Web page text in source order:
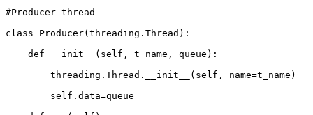
#Producer thread
class Producer(threading.Thread):
    def __init__(self, t_name, queue):
        threading.Thread.__init__(self, name=t_name)
        self.data=queue